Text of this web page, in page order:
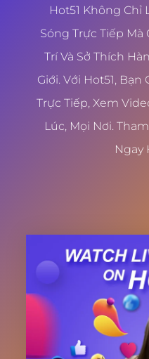
Hot51 Không Chỉ
Sóng Trực Tiếp Mà
Trí Và Sở Thích
Giới. Với Hot51,
Trực Tiếp, Xem
Lúc, Mọi Nơi.
Ngay